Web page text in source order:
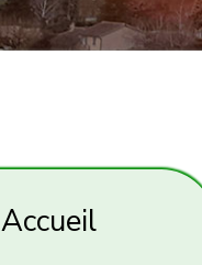
Accueil